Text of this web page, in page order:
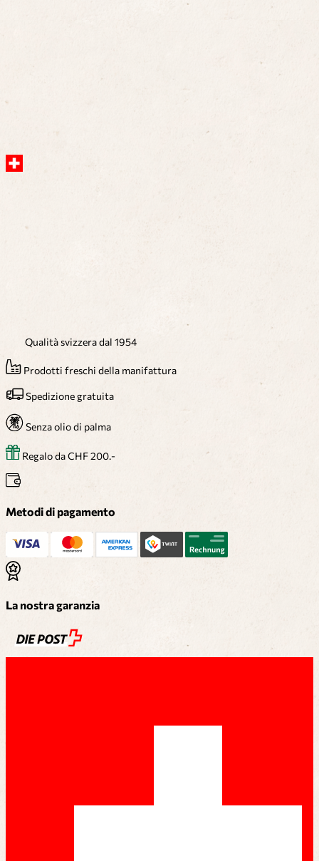
Qualità svizzera dal 1954
Prodotti freschi della manifattura
Spedizione gratuita
Senza olio di palma
Regalo da CHF 200.-
Metodi di pagamento
La nostra garanzia